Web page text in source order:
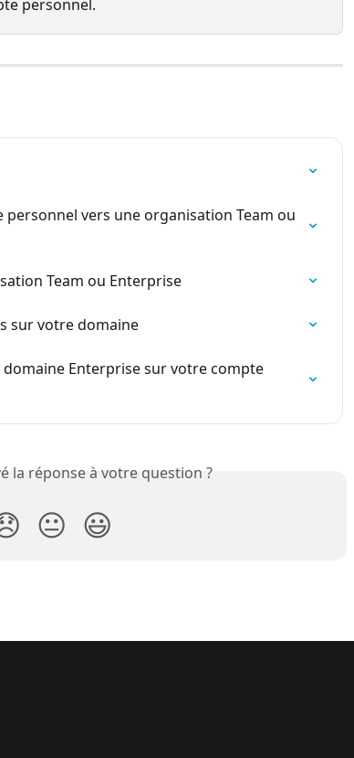
personnel.
vers une organisation Team ou
Team ou Enterprise
sur votre domaine
Enterprise sur votre compte
la réponse à votre question ?
😐 😃